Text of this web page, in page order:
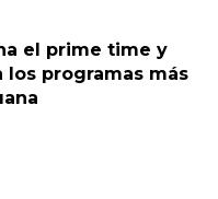
el prime time y
programas más